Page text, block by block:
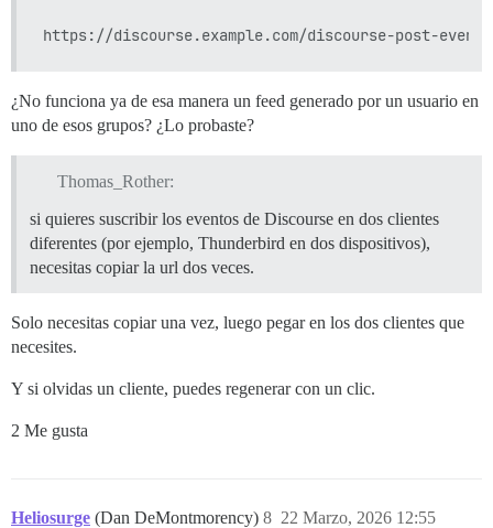
¿No funciona ya de esa manera un feed generado por un usuario en
uno de esos grupos? ¿Lo probaste?
Thomas_Rother:
si quieres suscribir los eventos de Discourse en dos clientes
diferentes (por ejemplo, Thunderbird en dos dispositivos),
necesitas copiar la url dos veces.
Solo necesitas copiar una vez, luego pegar en los dos clientes que
necesites.
Y si olvidas un cliente, puedes regenerar con un clic.
2 Me gusta
Heliosurge (Dan DeMontmorency) 22 Marzo, 2026 12:55
8